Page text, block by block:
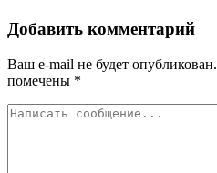
Добавить комментарий
Ваш e-mail не будет опубликован.
помечены *